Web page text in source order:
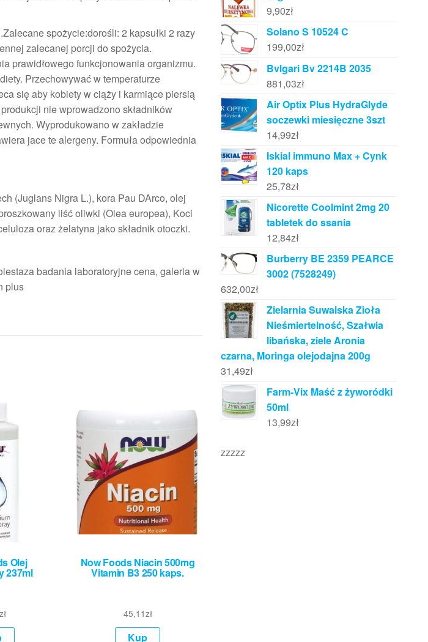
spożycie:dorośli: 2 kapsułki 2 razy
zalecanej porcji do spożycia.
prawidłowego funkcjonowania organizmu.
Przechowywać w temperaturze
się aby kobiety w ciąży i karmiące piersią
nie wprowadzono składników
Wyprodukowano w zakładzie
jace te alergeny. Formuła odpowiednia
(Juglans Nigra L.), kora Pau DArco, olej
liść oliwki (Olea europea), Koci
oraz żelatyna jako składnik otoczki.
badania laboratoryjne cena, galeria w
plus
Olej
237ml
zł
Now Foods Niacin 500mg
Vitamin B3 250 kaps.
45,11zł
Kup
9,90zł
Solano S 10524 C
199,00zł
Bvlgari Bv 2214B 2035
881,03zł
Air Optix Plus HydraGlyde
soczewki miesięczne 3szt
14,99zł
Iskial immuno Max + Cynk
120 kaps
25,78zł
Nicorette Coolmint 2mg 20
tabletek do ssania
12,84zł
Burberry BE 2359 PEARCE
3002 (7528249)
632,00zł
Zielarnia Suwalska Zioła
Nieśmiertelność, Szałwia
libańska, ziele Aronia
czarna, Moringa olejodajna 200g
31,49zł
Farm-Vix Maść z żyworódki
50ml
13,99zł
zzzzz